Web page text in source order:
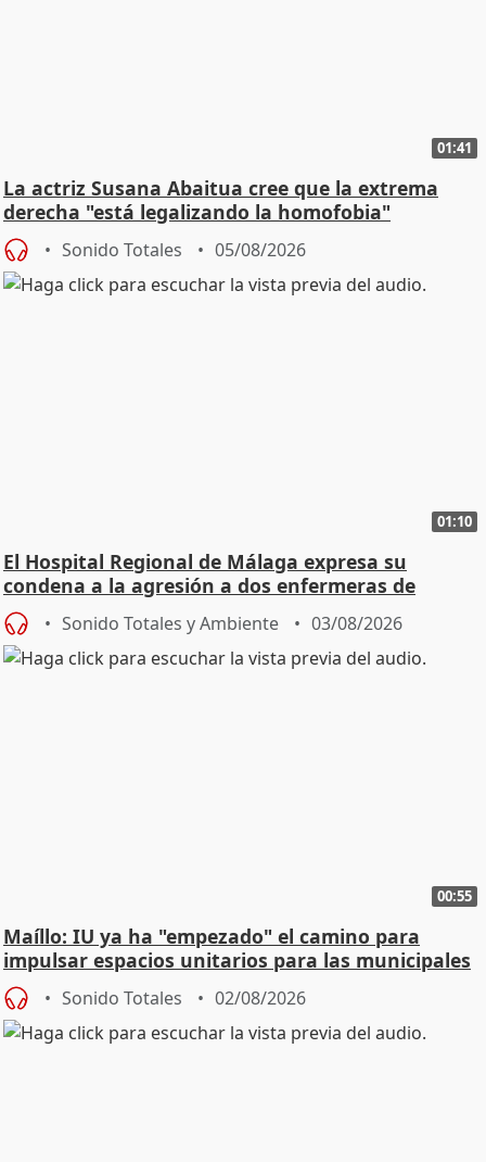
01:41
La actriz Susana Abaitua cree que la extrema
derecha "está legalizando la homofobia"
Sonido Totales 05/08/2026
01:10
El Hospital Regional de Málaga expresa su
condena a la agresión a dos enfermeras de
Urgencias
Sonido Totales y Ambiente 03/08/2026
00:55
Maíllo: IU ya ha "empezado" el camino para
impulsar espacios unitarios para las municipales
Sonido Totales 02/08/2026